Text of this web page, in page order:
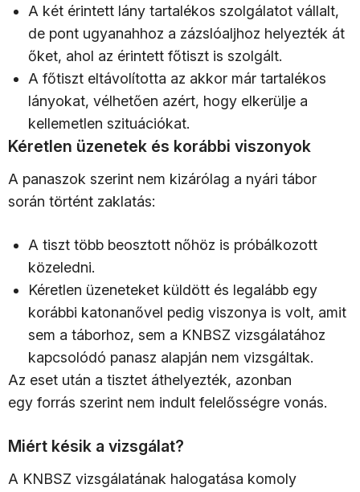
A két érintett lány tartalékos szolgálatot vállalt,
de pont ugyanahhoz a zázslóaljhoz helyezték át
őket, ahol az érintett főtiszt is szolgált.
A főtiszt eltávolította az akkor már tartalékos
lányokat, vélhetően azért, hogy elkerülje a
kellemetlen szituációkat.
Kéretlen üzenetek és korábbi viszonyok
A panaszok szerint nem kizárólag a nyári tábor
során történt zaklatás:
A tiszt több beosztott nőhöz is próbálkozott
közeledni.
Kéretlen üzeneteket küldött és legalább egy
korábbi katonanővel pedig viszonya is volt, amit
sem a táborhoz, sem a KNBSZ vizsgálatához
kapcsolódó panasz alapján nem vizsgáltak.
Az eset után a tisztet áthelyezték, azonban
egy forrás szerint nem indult felelősségre vonás.
Miért késik a vizsgálat?
A KNBSZ vizsgálatának halogatása komoly